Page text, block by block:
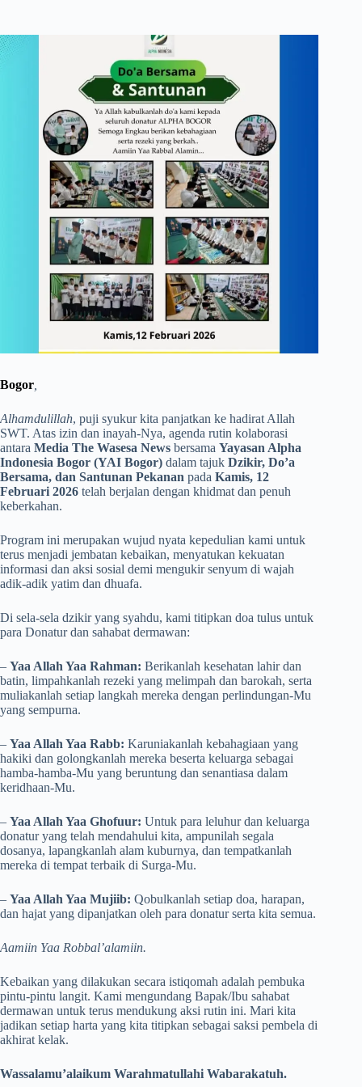
Bogor
Alhamdulillah, puji syukur kita panjatkan ke hadirat Allah
SWT. Atas izin dan inayah-Nya, agenda rutin kolaborasi
antara Media The Wasesa News bersama Yayasan Alpha
Indonesia Bogor (YAI Bogor) dalam tajuk Dzikir, Do’a
Bersama, dan Santunan Pekanan pada Kamis, 12
Februari 2026 telah berjalan dengan khidmat dan penuh
keberkahan.
​Program ini merupakan wujud nyata kepedulian kami untuk
terus menjadi jembatan kebaikan, menyatukan kekuatan
informasi dan aksi sosial demi mengukir senyum di wajah
adik-adik yatim dan dhuafa.
Di sela-sela dzikir yang syahdu, kami titipkan doa tulus untuk
para Donatur dan sahabat dermawan:
– ​ Yaa Allah Yaa Rahman: Berikanlah kesehatan lahir dan
batin, limpahkanlah rezeki yang melimpah dan barokah, serta
muliakanlah setiap langkah mereka dengan perlindungan-Mu
yang sempurna.
– ​ Yaa Allah Yaa Rabb: Karuniakanlah kebahagiaan yang
hakiki dan golongkanlah mereka beserta keluarga sebagai
hamba-hamba-Mu yang beruntung dan senantiasa dalam
keridhaan-Mu.
– ​ Yaa Allah Yaa Ghofuur: Untuk para leluhur dan keluarga
donatur yang telah mendahului kita, ampunilah segala
dosanya, lapangkanlah alam kuburnya, dan tempatkanlah
mereka di tempat terbaik di Surga-Mu.
– ​ Yaa Allah Yaa Mujiib: Qobulkanlah setiap doa, harapan,
dan hajat yang dipanjatkan oleh para donatur serta kita semua.
Aamiin Yaa Robbal’alamiin.
Kebaikan yang dilakukan secara istiqomah adalah pembuka
pintu-pintu langit. Kami mengundang Bapak/Ibu sahabat
dermawan untuk terus mendukung aksi rutin ini. Mari kita
jadikan setiap harta yang kita titipkan sebagai saksi pembela di
akhirat kelak.
Wassalamu’alaikum Warahmatullahi Wabarakatuh.